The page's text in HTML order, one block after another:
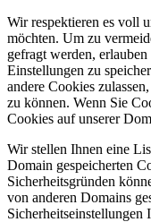
Wir respektieren es voll
möchten. Um zu
gefragt werden,
Einstellungen zu
andere Cookies
zu können. Wenn Sie
Cookies auf unserer
Wir stellen Ihnen eine
Domain gespeicherten
Sicherheitsgründen
von anderen Domains
Sicherheitseinstellungen